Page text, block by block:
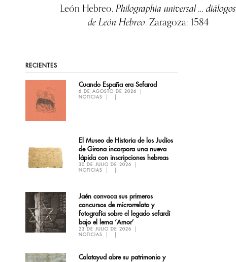
León Hebreo. Philographia universal … diálogos
de León Hebreo. Zaragoza: 1584
RECIENTES
Cuando España era Sefarad
6 DE AGOSTO DE 2026
NOTICIAS
El Museo de Historia de los Judíos
de Girona incorpora una nueva
lápida con inscripciones hebreas
30 DE JULIO DE 2026
NOTICIAS
Jaén convoca sus primeros
concursos de microrrelato y
fotografía sobre el legado sefardí
bajo el lema ‘Amor’
23 DE JULIO DE 2026
NOTICIAS
Calatayud abre su patrimonio y